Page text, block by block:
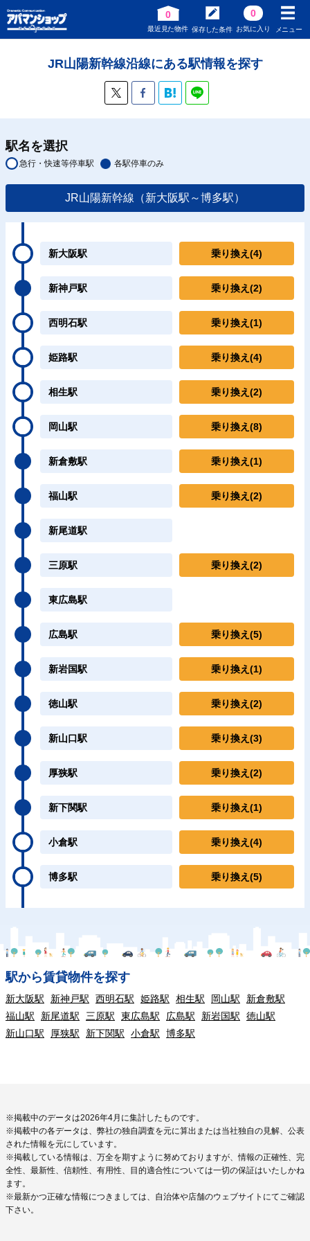
0
最近見た物件 保存した条件
0
お気に入り メニュー
JR山陽新幹線沿線にある駅情報を探す
駅名を選択
急行・快速等停車駅 各駅停車のみ
JR山陽新幹線（新大阪駅～博多駅）
新大阪駅 乗り換え (4)
新神戸駅 乗り換え (2)
西明石駅 乗り換え (1)
姫路駅 乗り換え (4)
相生駅 乗り換え (2)
岡山駅 乗り換え (8)
新倉敷駅 乗り換え (1)
福山駅 乗り換え (2)
新尾道駅
三原駅 乗り換え (2)
東広島駅
広島駅 乗り換え (5)
新岩国駅 乗り換え (1)
徳山駅 乗り換え (2)
新山口駅 乗り換え (3)
厚狭駅 乗り換え (2)
新下関駅 乗り換え (1)
小倉駅 乗り換え (4)
博多駅 乗り換え (5)
駅から賃貸物件を探す
新大阪駅 新神戸駅 西明石駅 姫路駅 相生駅 岡山駅
新倉敷駅
福山駅
新尾道駅 三原駅 東広島駅 広島駅 新岩国駅
徳山駅
新山口駅
厚狭駅 新下関駅 小倉駅 博多駅
※掲載中のデータは2026年4月に集計したものです。
※掲載中の各データは、弊社の独自調査を元に算出または当社独自の見解、公表
された情報を元にしています。
※掲載している情報は、万全を期すように努めておりますが、情報の正確性、完
全性、最新性、信頼性、有用性、目的適合性については一切の保証はいたしかね
ます。
※最新かつ正確な情報につきましては、自治体や店舗のウェブサイトにてご確認
下さい。